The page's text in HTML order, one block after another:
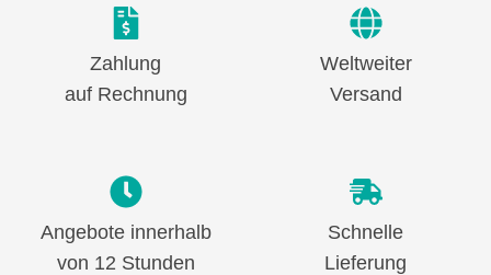
Zahlung
auf Rechnung
Weltweiter
Versand
Angebote innerhalb
von 12 Stunden
Schnelle
Lieferung